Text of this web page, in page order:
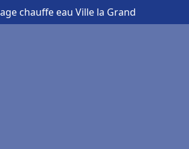
chauffe eau Ville la Grand